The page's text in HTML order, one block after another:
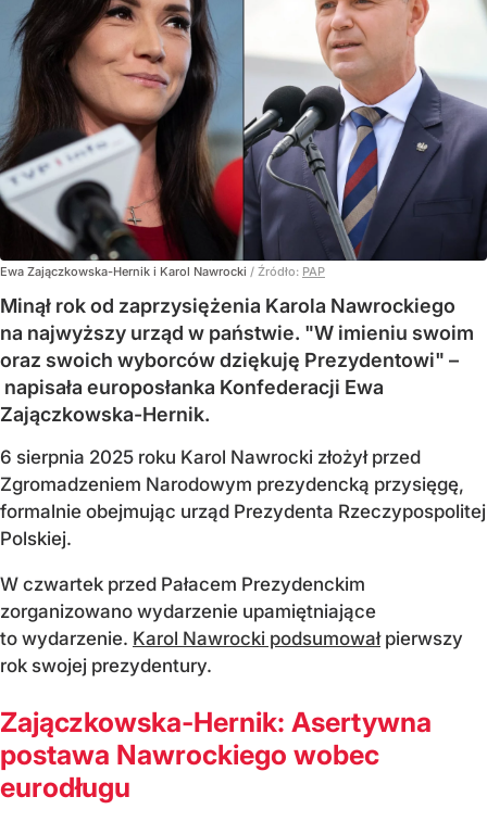
Ewa Zajączkowska-Hernik i Karol Nawrocki / Źródło: PAP
Minął rok od zaprzysiężenia Karola Nawrockiego
na najwyższy urząd w państwie. "W imieniu swoim
oraz swoich wyborców dziękuję Prezydentowi" –
napisała europosłanka Konfederacji Ewa
Zajączkowska-Hernik.
6 sierpnia 2025 roku Karol Nawrocki złożył przed
Zgromadzeniem Narodowym prezydencką przysięgę,
formalnie obejmując urząd Prezydenta Rzeczypospolitej
Polskiej.
W czwartek przed Pałacem Prezydenckim
zorganizowano wydarzenie upamiętniające
to wydarzenie. Karol Nawrocki podsumowałpierwszy
rok swojej prezydentury.
Zajączkowska-Hernik: Asertywna
postawa Nawrockiego wobec
eurodługu